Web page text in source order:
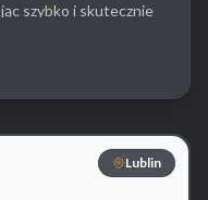
szybko i skutecznie
Detektywi
Lublin